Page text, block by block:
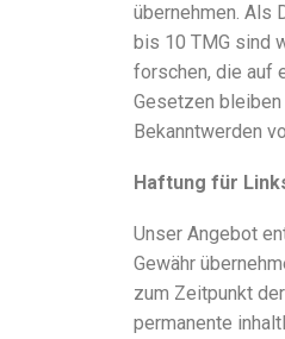
übernehmen. Als
bis 10 TMG sind
forschen, die auf
Gesetzen
Bekanntwerden
Haftung für
Unser Angebot
Gewähr
zum Zeitpunkt
permanente